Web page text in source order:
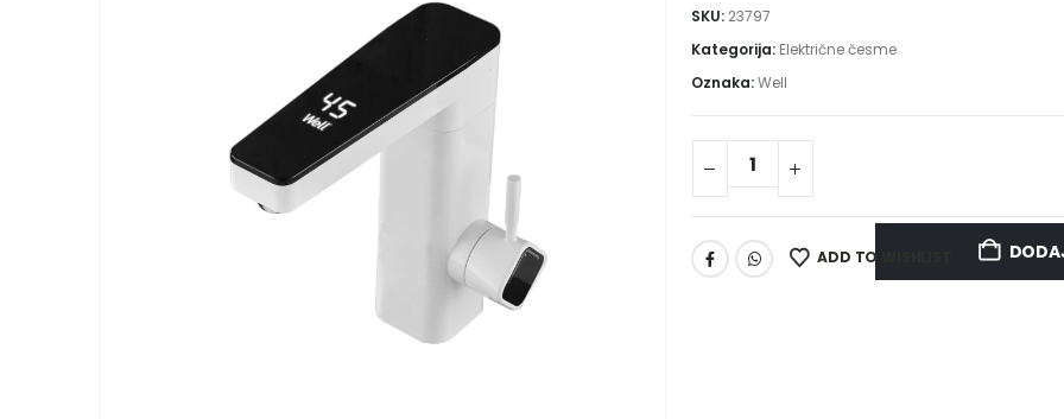
SKU: 23797
Kategorija: Električne česme
Oznaka:Well
ADD TO WISHLIST